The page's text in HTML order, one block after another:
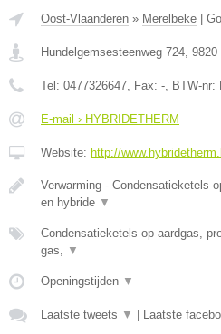
Oost-Vlaanderen » Merelbeke |
Hundelgemsesteenweg 724 9820
Tel: 0477326647 , Fax: - , BTW-nr:
E-mail › HYBRIDETHERM
Website: http://
Verwarming - Condensatieketels
en hybride ▼
Condensatieketels op aardgas,
gas,
▼
Openingstijden ▼
Laatste tweets ▼ | Laatste